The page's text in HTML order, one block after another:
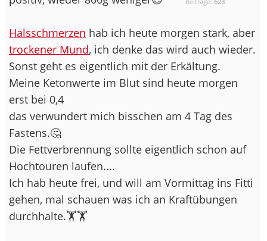
Halsschmerzen hab ich heute morgen stark, aber
trockener Mund, ich denke das wird auch wieder.
Sonst geht es eigentlich mit der Erkältung.
Meine Ketonwerte im Blut sind heute morgen
erst bei 0,4
das verwundert mich bisschen am 4 Tag des
Fastens.🤔
Die Fettverbrennung sollte eigentlich schon auf
Hochtouren laufen....
Ich hab heute frei, und will am Vormittag ins Fitti
gehen, mal schauen was ich an Kraftübungen
durchhalte.🏋️🏋️